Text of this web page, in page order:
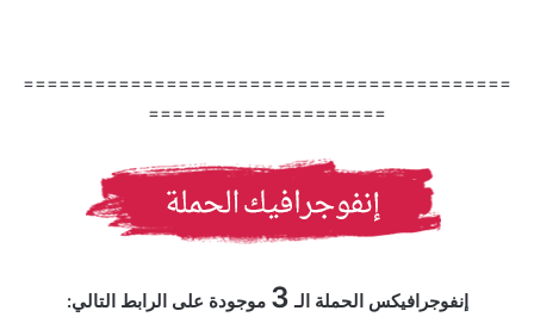
=========================================
====================
إنفوجرافيكس الحملة الـ 3 موجودة على الرابط التالي: